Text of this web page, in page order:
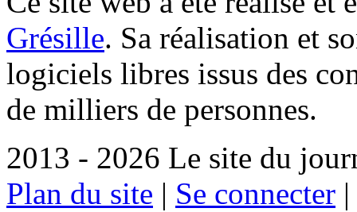
Grésille. Sa réalisation et
logiciels libres issus des
de milliers de personnes.
2013 - 2026 Le site du
Plan du site | Se connecter |